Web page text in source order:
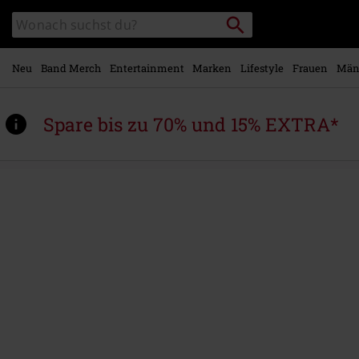
Hauptinhalt
springen
Katalog
durchsuchen
Packstation
suchen
Neu Band Merch Entertainment Marken Lifestyle Frauen
Spare bis zu 70% und 15% EXTRA*